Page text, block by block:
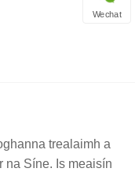
trealaimh a
na Síne. Is meaisín
Wechat